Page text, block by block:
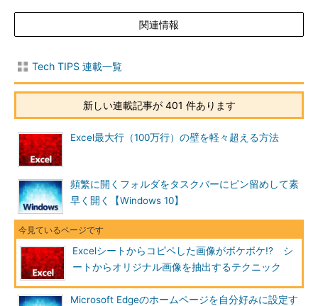
関連情報
Tech TIPS 連載一覧
新しい連載記事が 401 件あります
Excel最大行（100万行）の壁を軽々超える方法
頻繁に開くフォルダをタスクバーにピン留めして素
早く開く【Windows 10】
Excelシートからコピペした画像がボケボケ!? シ
ートからオリジナル画像を抽出するテクニック
Microsoft Edgeのホームページを自分好みに設定す